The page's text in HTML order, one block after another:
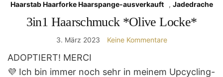
Haarstab Haarforke Haarspange-ausverkauft , Jadedrache
3in1 Haarschmuck *Olive Locke*
3. März 2023 Keine Kommentare
ADOPTIERT! MERCI
💜 Ich bin immer noch sehr in meinem Upcycling-